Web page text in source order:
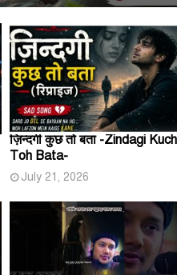
ज़िन्दगी कुछ तो बता -Zindagi Kuch
Toh Bata-
July 21, 2026